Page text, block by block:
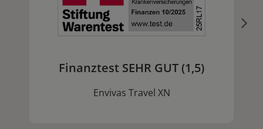
Finanztest SEHR GUT (1,5)
Envivas Travel XN